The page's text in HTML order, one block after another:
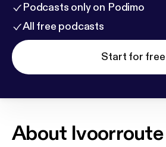
Podcasts only on Podimo
All free podcasts
Start for free
About Ivoorroute